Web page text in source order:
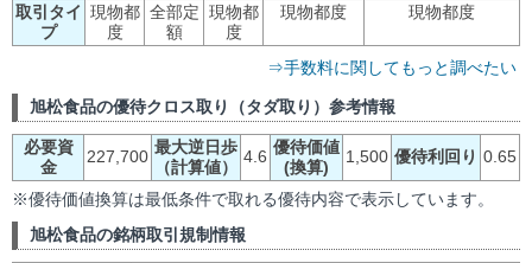
取引タイ
プ
現物都
度
全部定
額
現物都
度
現物都度 現物都度
⇒手数料に関してもっと調べたい
旭松食品の優待クロス取り（タダ取り）参考情報
必要資
金
227,700 最大逆日歩
（計算値）
4.6 優待価値
(換算)
1,500 優待利回り 0.65
※優待価値換算は最低条件で取れる優待内容で表示しています。
旭松食品の銘柄取引規制情報